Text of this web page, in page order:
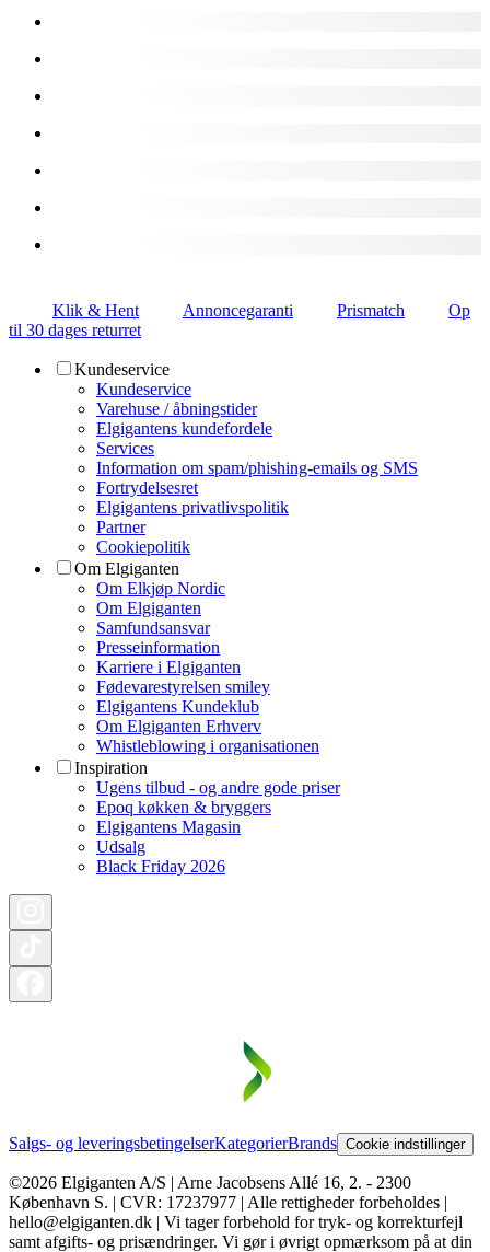
Klik & Hent Annoncegaranti Prismatch
Op
til 30 dages returret
Kundeservice
Kundeservice
Varehuse / åbningstider
Elgigantens kundefordele
Services
Information om spam/phishing-emails og SMS
Fortrydelsesret
Elgigantens privatlivspolitik
Partner
Cookiepolitik
Om Elgiganten
Om Elkjøp Nordic
Om Elgiganten
Samfundsansvar
Presseinformation
Karriere i Elgiganten
Fødevarestyrelsen smiley
Elgigantens Kundeklub
Om Elgiganten Erhverv
Whistleblowing i organisationen
Inspiration
Ugens tilbud - og andre gode priser
Epoq køkken & bryggers
Elgigantens Magasin
Udsalg
Black Friday 2026
Salgs- og leveringsbetingelserKategorierBrands Cookie indstillinger
©2026 Elgiganten A/S | Arne Jacobsens Allé 16, 2. - 2300
København S. | CVR: 17237977 | Alle rettigheder forbeholdes |
hello@elgiganten.dk | Vi tager forbehold for tryk- og korrekturfejl
samt afgifts- og prisændringer. Vi gør i øvrigt opmærksom på at din